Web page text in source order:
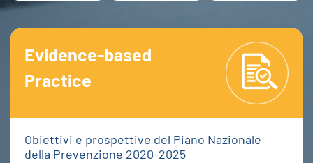
Evidence-based
Practice
Obiettivi e prospettive del Piano Nazionale
della Prevenzione 2020-2025